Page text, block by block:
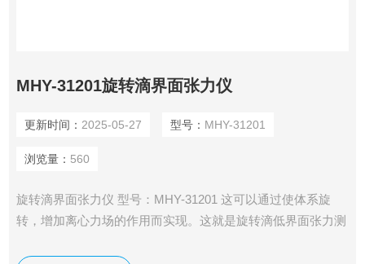
MHY-31201旋转滴界面张力仪
更新时间： 2025-05-27 型号： MHY-31201
浏览量： 560
旋转滴界面张力仪 型号：MHY-31201 这可以通过使体系旋
转，增加离心力场的作用而实现。这就是旋转滴低界面张力测